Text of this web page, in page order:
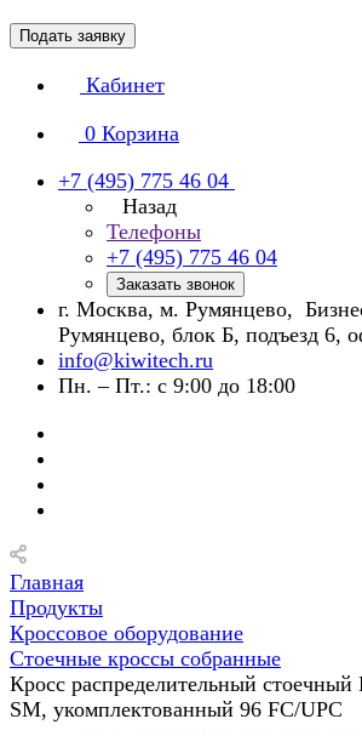
Подать заявку
Кабинет
0 Корзина
+7 (495) 775 46 04
Назад
Телефоны
+7 (495) 775 46 04
Заказать звонок
г. Москва, м. Румянцево,
Румянцево, блок Б, подъезд 6,
info@kiwitech.ru
Пн. – Пт.: с 9:00 до 18:00
Главная
Продукты
Кроссовое оборудование
Стоечные кроссы собранные
Кросс распределительный
SM, укомплектованный 96 FC/UPC